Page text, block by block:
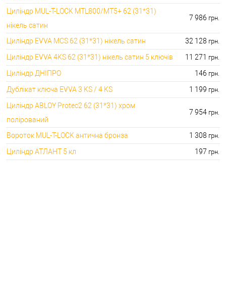
Циліндр MUL-T-LOCK MTL800/MT5+ 62 (31*31)
нікель сатин
7 986 грн.
Циліндр EVVA MCS 62 (31*31) нікель сатин 32 128 грн.
Циліндр EVVA 4KS 62 (31*31) нікель сатин 5 ключів 11 271 грн.
Циліндр ДНІПРО 146 грн.
Дублікат ключа EVVA 3 KS / 4 KS 1 199 грн.
Циліндр ABLOY Protec2 62 (31*31) хром
полірований
7 954 грн.
Вороток MUL-T-LOCK антична бронза 1 308 грн.
Циліндр АТЛАНТ 5 кл 197 грн.